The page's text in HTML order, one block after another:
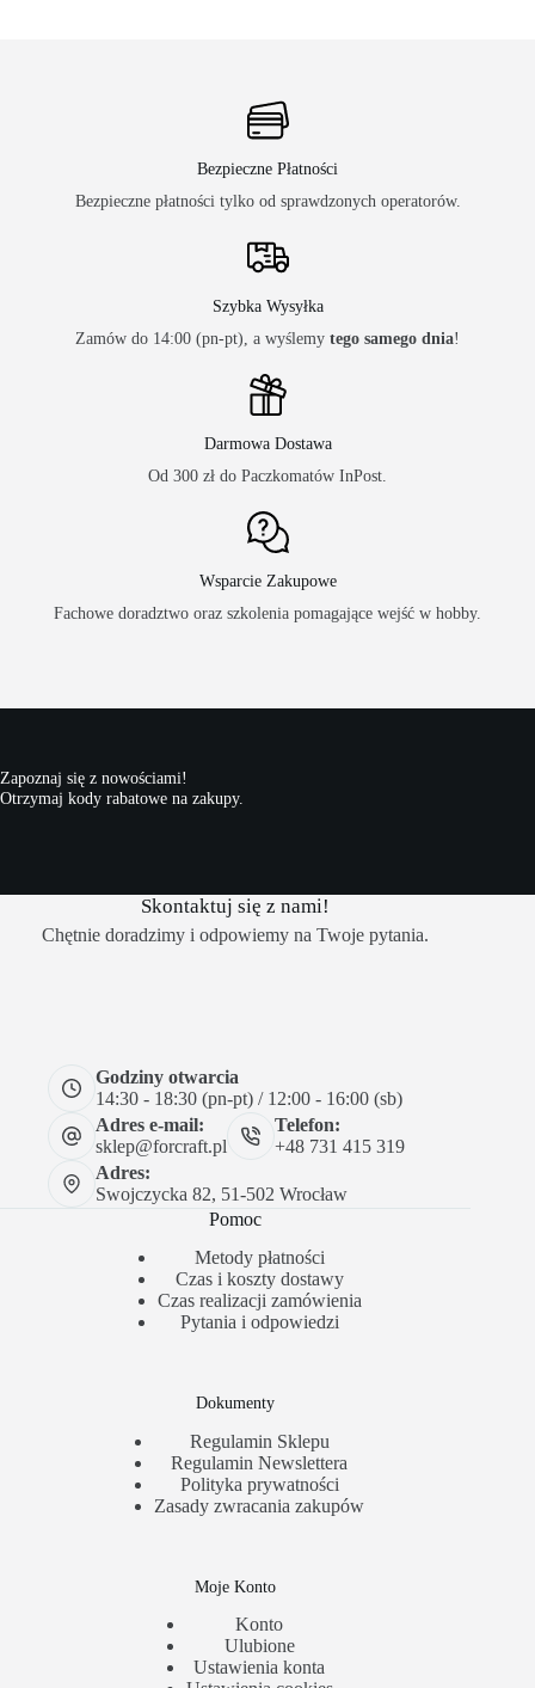
Bezpieczne Płatności
Bezpieczne płatności tylko od sprawdzonych operatorów.
Szybka Wysyłka
Zamów do 14:00 (pn-pt), a wyślemy tego samego dnia!
Darmowa Dostawa
Od 300 zł do Paczkomatów InPost.
Wsparcie Zakupowe
Fachowe doradztwo oraz szkolenia pomagające wejść w hobby.
Zapoznaj się z nowościami!
Otrzymaj kody rabatowe na zakupy.
Skontaktuj się z nami!
Chętnie doradzimy i odpowiemy na Twoje pytania.
Godziny otwarcia
14:30 - 18:30 (pn-pt) / 12:00 - 16:00 (sb)
Adres e-mail:
sklep@forcraft.pl
Telefon:
+48 731 415 319
Adres:
Swojczycka 82, 51-502 Wrocław
Pomoc
Metody płatności
Czas i koszty dostawy
Czas realizacji zamówienia
Pytania i odpowiedzi
Dokumenty
Regulamin Sklepu
Regulamin Newslettera
Polityka prywatności
Zasady zwracania zakupów
Moje Konto
Konto
Ulubione
Ustawienia konta